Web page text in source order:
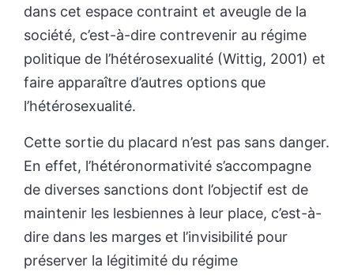
dans cet espace contraint et aveugle de la
société, c’est-à-dire contrevenir au régime
politique de l’hétérosexualité (Wittig, 2001) et
faire apparaître d’autres options que
l’hétérosexualité.
Cette sortie du placard n’est pas sans danger.
En effet, l’hétéronormativité s’accompagne
de diverses sanctions dont l’objectif est de
maintenir les lesbiennes à leur place, c’est-à-
dire dans les marges et l’invisibilité pour
préserver la légitimité du régime